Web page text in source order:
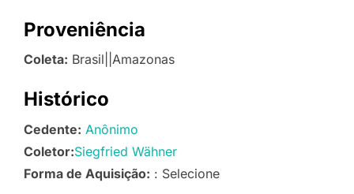
Proveniência
Coleta: Brasil||Amazonas
Histórico
Cedente: Anônimo
Coletor:Siegfried Wähner
Forma de Aquisição: : Selecione